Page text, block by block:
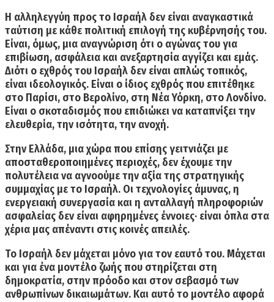
Η αλληλεγγύη προς το Ισραήλ δεν είναι αναγκαστικά
ταύτιση με κάθε πολιτική επιλογή της κυβέρνησής του.
Είναι, όμως, μια αναγνώριση ότι ο αγώνας του για
επιβίωση, ασφάλεια και ανεξαρτησία αγγίζει και εμάς.
Διότι ο εχθρός του Ισραήλ δεν είναι απλώς τοπικός,
είναι ιδεολογικός. Είναι ο ίδιος εχθρός που επιτέθηκε
στο Παρίσι, στο Βερολίνο, στη Νέα Υόρκη, στο Λονδίνο.
Είναι ο σκοταδισμός που επιδιώκει να καταπνίξει την
ελευθερία, την ισότητα, την ανοχή.
Στην Ελλάδα, μια χώρα που επίσης γειτνιάζει με
αποσταθεροποιημένες περιοχές, δεν έχουμε την
πολυτέλεια να αγνοούμε την αξία της στρατηγικής
συμμαχίας με το Ισραήλ. Οι τεχνολογίες άμυνας, η
ενεργειακή συνεργασία και η ανταλλαγή πληροφοριών
ασφαλείας δεν είναι αφηρημένες έννοιες· είναι όπλα στα
χέρια μας απέναντι στις κοινές απειλές.
Το Ισραήλ δεν μάχεται μόνο για τον εαυτό του. Μάχεται
και για ένα μοντέλο ζωής που στηρίζεται στη
δημοκρατία, στην πρόοδο και στον σεβασμό των
ανθρωπίνων δικαιωμάτων. Και αυτό το μοντέλο αφορά